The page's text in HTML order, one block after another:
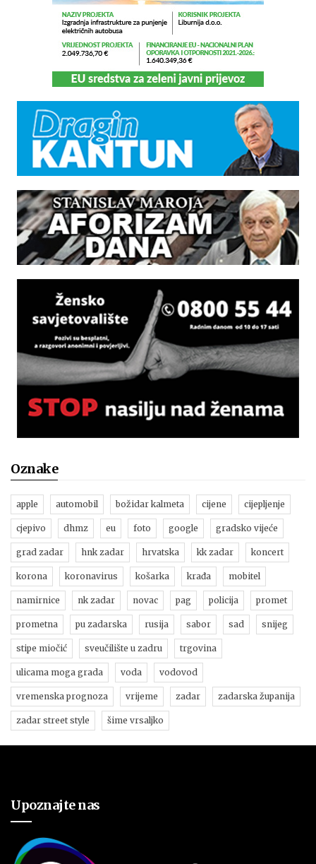
Oznake
apple automobil božidar kalmeta cijene cijepljenje
cjepivo dhmz eu foto google gradsko vijeće
grad zadar hnk zadar hrvatska kk zadar koncert
korona koronavirus košarka krađa mobitel
namirnice nk zadar novac pag policija promet
prometna pu zadarska rusija sabor sad snijeg
stipe miočić sveučilište u zadru trgovina
ulicama moga grada voda vodovod
vremenska prognoza vrijeme zadar zadarska županija
zadar street style šime vrsaljko
Upoznajte nas